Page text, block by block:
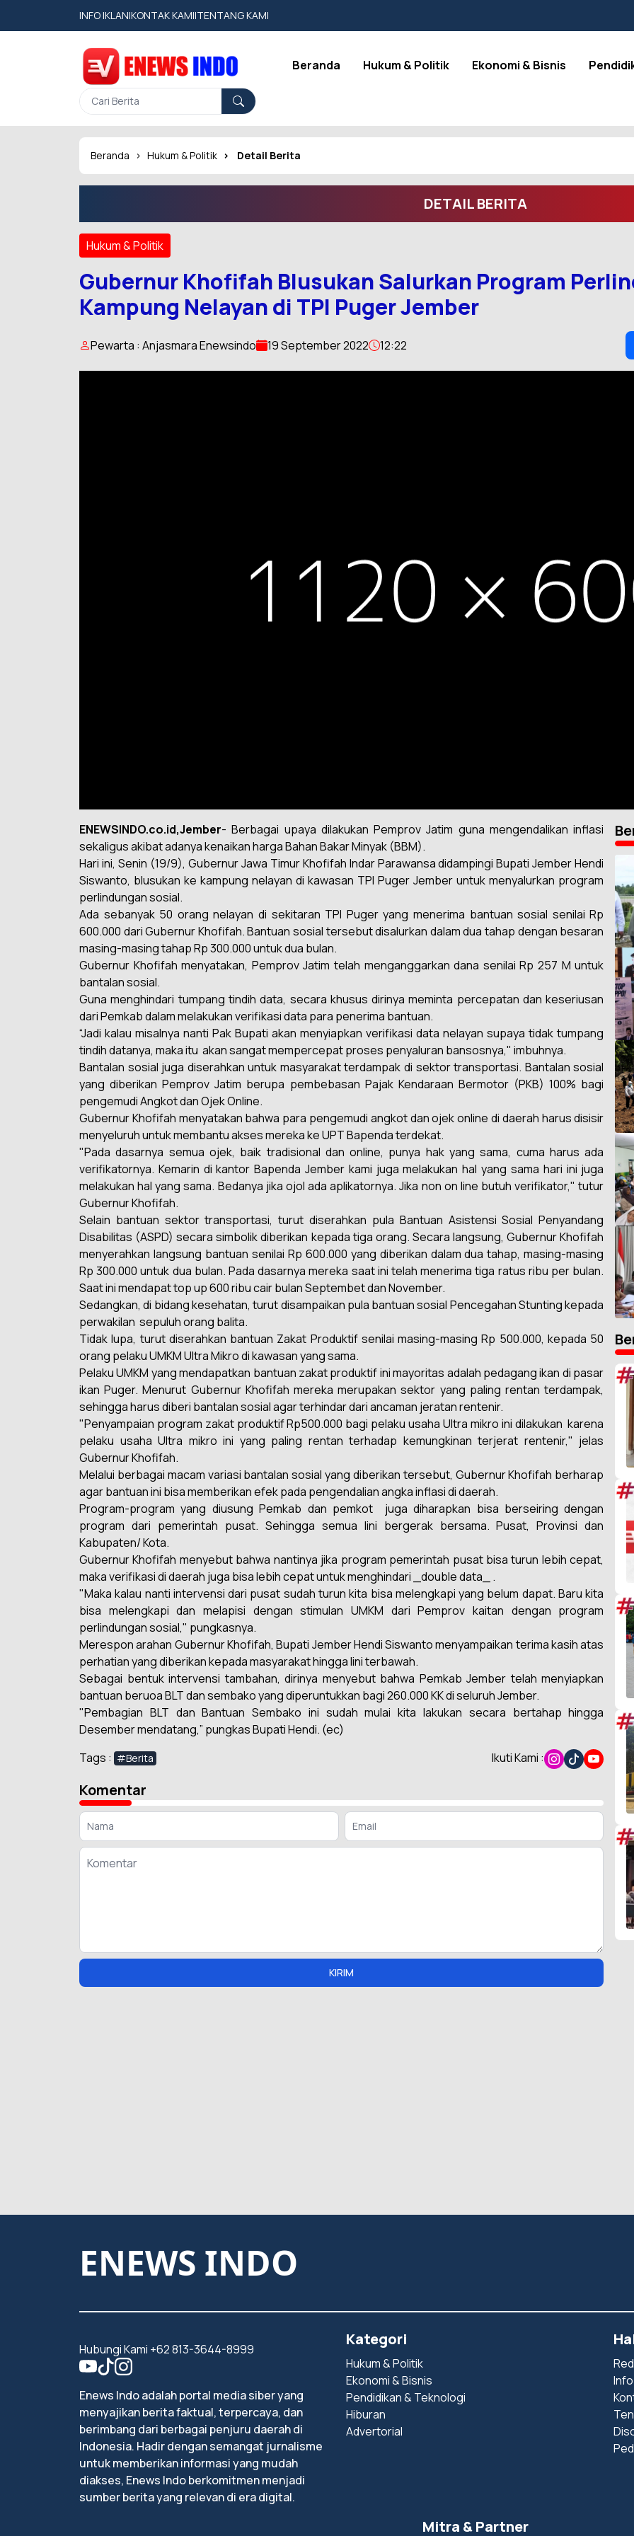
INFO IKLAN|KONTAK KAMI|TENTANG KAMI
Beranda Hukum & Politik Ekonomi & Bisnis
Beranda Hukum & Politik Detail Berita
DETAIL BERITA
Hukum & Politik
Gubernur Khofifah Blusukan Salurkan Program
Kampung Nelayan di TPI Puger Jember
Pewarta : Anjasmara Enewsindo 19 September 2022 12:22
ENEWSINDO.co.id,Jember- Berbagai upaya dilakukan Pemprov Jatim guna mengendalikan inflasi
sekaligus akibat adanya kenaikan harga Bahan Bakar Minyak (BBM).
Hari ini, Senin (19/9), Gubernur Jawa Timur Khofifah Indar Parawansa didampingi Bupati Jember Hendi
Siswanto, blusukan ke kampung nelayan di kawasan TPI Puger Jember untuk menyalurkan program
perlindungan sosial.
Ada sebanyak 50 orang nelayan di sekitaran TPI Puger yang menerima bantuan sosial senilai Rp
600.000 dari Gubernur Khofifah. Bantuan sosial tersebut disalurkan dalam dua tahap dengan besaran
masing-masing tahap Rp 300.000 untuk dua bulan.
Gubernur Khofifah menyatakan, Pemprov Jatim telah menganggarkan dana senilai Rp 257 M untuk
bantalan sosial.
Guna menghindari tumpang tindih data, secara khusus dirinya meminta percepatan dan keseriusan
dari Pemkab dalam melakukan verifikasi data para penerima bantuan.
“Jadi kalau misalnya nanti Pak Bupati akan menyiapkan verifikasi data nelayan supaya tidak tumpang
tindih datanya, maka itu akan sangat mempercepat proses penyaluran bansosnya," imbuhnya.
Bantalan sosial juga diserahkan untuk masyarakat terdampak di sektor transportasi. Bantalan sosial
yang diberikan Pemprov Jatim berupa pembebasan Pajak Kendaraan Bermotor (PKB) 100% bagi
pengemudi Angkot dan Ojek Online.
Gubernur Khofifah menyatakan bahwa para pengemudi angkot dan ojek online di daerah harus disisir
menyeluruh untuk membantu akses mereka ke UPT Bapenda terdekat.
"Pada dasarnya semua ojek, baik tradisional dan online, punya hak yang sama, cuma harus ada
verifikatornya. Kemarin di kantor Bapenda Jember kami juga melakukan hal yang sama hari ini juga
melakukan hal yang sama. Bedanya jika ojol ada aplikatornya. Jika non on line butuh verifikator," tutur
Gubernur Khofifah.
Selain bantuan sektor transportasi, turut diserahkan pula Bantuan Asistensi Sosial Penyandang
Disabilitas (ASPD) secara simbolik diberikan kepada tiga orang. Secara langsung, Gubernur Khofifah
menyerahkan langsung bantuan senilai Rp 600.000 yang diberikan dalam dua tahap, masing-masing
Rp 300.000 untuk dua bulan. Pada dasarnya mereka saat ini telah menerima tiga ratus ribu per bulan.
Saat ini mendapat top up 600 ribu cair bulan Septembet dan November.
Sedangkan, di bidang kesehatan, turut disampaikan pula bantuan sosial Pencegahan Stunting kepada
perwakilan sepuluh orang balita.
Tidak lupa, turut diserahkan bantuan Zakat Produktif senilai masing-masing Rp 500.000, kepada 50
orang pelaku UMKM Ultra Mikro di kawasan yang sama.
Pelaku UMKM yang mendapatkan bantuan zakat produktif ini mayoritas adalah pedagang ikan di pasar
ikan Puger. Menurut Gubernur Khofifah mereka merupakan sektor yang paling rentan terdampak,
sehingga harus diberi bantalan sosial agar terhindar dari ancaman jeratan rentenir.
"Penyampaian program zakat produktif Rp500.000 bagi pelaku usaha Ultra mikro ini dilakukan karena
pelaku usaha Ultra mikro ini yang paling rentan terhadap kemungkinan terjerat rentenir," jelas
Gubernur Khofifah.
Melalui berbagai macam variasi bantalan sosial yang diberikan tersebut, Gubernur Khofifah berharap
agar bantuan ini bisa memberikan efek pada pengendalian angka inflasi di daerah.
Program-program yang diusung Pemkab dan pemkot
juga diharapkan bisa berseiring dengan
program dari pemerintah pusat. Sehingga semua lini bergerak bersama. Pusat, Provinsi dan
Kabupaten/ Kota.
Gubernur Khofifah menyebut bahwa nantinya jika program pemerintah pusat bisa turun lebih cepat,
maka verifikasi di daerah juga bisa lebih cepat untuk menghindari _double data_ .
"Maka kalau nanti intervensi dari pusat sudah turun kita bisa melengkapi yang belum dapat. Baru kita
bisa melengkapi dan melapisi dengan stimulan UMKM dari Pemprov kaitan dengan program
perlindungan sosial," pungkasnya.
Merespon arahan Gubernur Khofifah, Bupati Jember Hendi Siswanto menyampaikan terima kasih atas
perhatian yang diberikan kepada masyarakat hingga lini terbawah.
Sebagai bentuk intervensi tambahan, dirinya menyebut bahwa Pemkab Jember telah menyiapkan
bantuan beruoa BLT dan sembako yang diperuntukkan bagi 260.000 KK di seluruh Jember.
"Pembagian BLT dan Bantuan Sembako ini sudah mulai kita lakukan secara bertahap hingga
Desember mendatang,” pungkas Bupati Hendi. (ec)
Tags : #Berita Ikuti Kami :
Komentar
KIRIM
ENEWS INDO
Hubungi Kami +62 813-3644-8999
Enews Indo adalah portal media siber yang
menyajikan berita faktual, terpercaya, dan
berimbang dari berbagai penjuru daerah di
Indonesia. Hadir dengan semangat jurnalisme
untuk memberikan informasi yang mudah
diakses, Enews Indo berkomitmen menjadi
sumber berita yang relevan di era digital.
Kategori
Hukum & Politik
Ekonomi & Bisnis
Pendidikan & Teknologi
Hiburan
Advertorial
Mitra & Partner